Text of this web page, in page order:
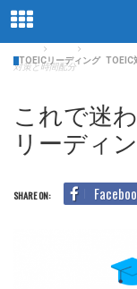
対策と時間配分
TOEICリーディング TOEIC
これで迷
リーディ
SHARE ON: